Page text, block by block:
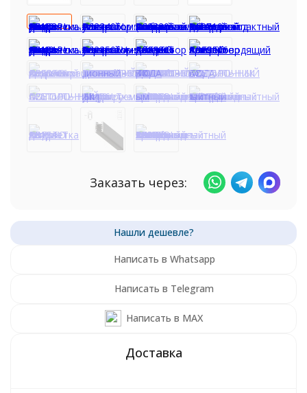
Заказать через:
Написать в Whatsapp
Написать в Telegram
Написать в MAX